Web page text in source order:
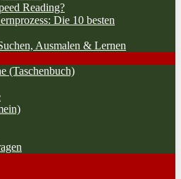
Reading?
Die 10 besten
Ausmalen & Lernen
(Taschenbuch)